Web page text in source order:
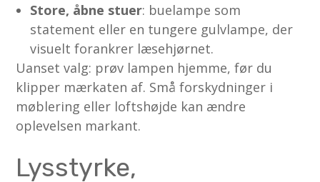
Store, åbne stuer: buelampe som
statement eller en tungere gulvlampe, der
visuelt forankrer læsehjørnet.
Uanset valg: prøv lampen hjemme, før du
klipper mærkaten af. Små forskydninger i
møblering eller loftshøjde kan ændre
oplevelsen markant.
Lysstyrke,